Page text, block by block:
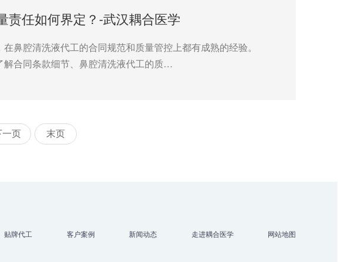
责任如何界定？-武汉耦合医学
鼻腔清洗液代工的合同规范和质量管控上都有成熟的经验。
合同条款细节、鼻腔清洗液代工的质…
一页 末页
贴牌代工 客户案例 新闻动态 走进耦合医学 网站地图